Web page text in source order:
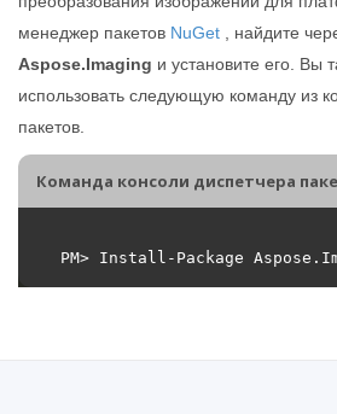
менеджер пакетов NuGet , найдите
Aspose.Imaging и установите его. Вы
использовать следующую команду из
пакетов.
Команда консоли диспетчера